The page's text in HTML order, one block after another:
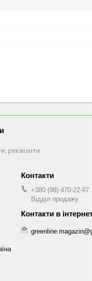
реквізити
+380 (98) 470-22-97
Відділ продажу